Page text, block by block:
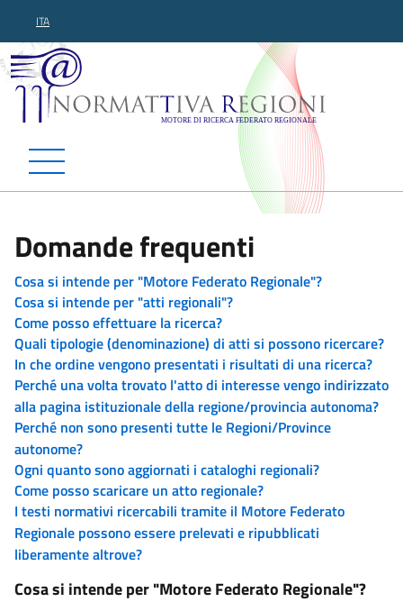
ITA
Normattiva Regioni -
Domande frequenti
Cosa si intende per "Motore Federato Regionale"?
Cosa si intende per "atti regionali"?
Come posso effettuare la ricerca?
Quali tipologie (denominazione) di atti si possono ricercare?
In che ordine vengono presentati i risultati di una ricerca?
Perché una volta trovato l'atto di interesse vengo indirizzato
alla pagina istituzionale della regione/provincia autonoma?
Perché non sono presenti tutte le Regioni/Province
autonome?
Ogni quanto sono aggiornati i cataloghi regionali?
Come posso scaricare un atto regionale?
I testi normativi ricercabili tramite il Motore Federato
Regionale possono essere prelevati e ripubblicati
liberamente altrove?
Cosa si intende per "Motore Federato Regionale"?